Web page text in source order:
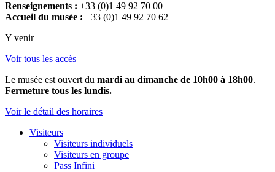
Renseignements : +33 (0)1 49 92 70 00
Accueil du musée : +33 (0)1 49 92 70 62
Y venir
Voir tous les accès
Le musée est ouvert du mardi au dimanche de 10h00 à 18h00.
Fermeture tous les lundis.
Voir le détail des horaires
Visiteurs
Visiteurs individuels
Visiteurs en groupe
Pass Infini